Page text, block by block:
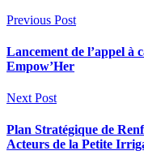
Previous Post
Lancement de l’appel à
Empow’Her
Next Post
Plan Stratégique de
Acteurs de la Petite